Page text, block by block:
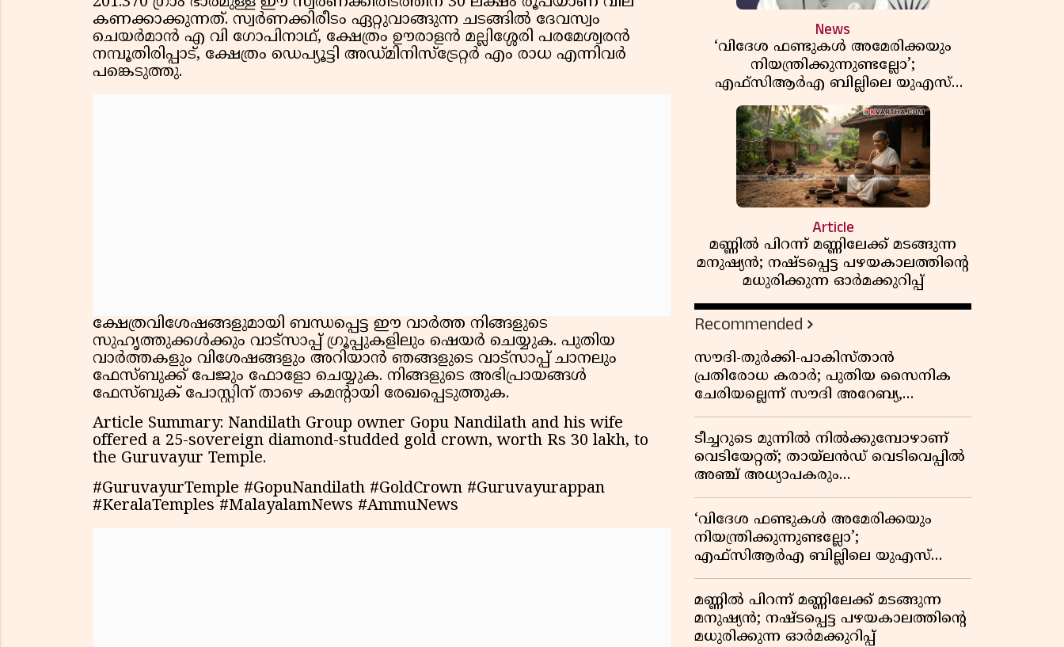
കണക്കാക്കുന്നത്. സ്വർണക്കിരീടം ഏറ്റുവാങ്ങുന്ന ചടങ്ങിൽ ദേവസ്വം
ചെയർമാൻ എ വി ഗോപിനാഥ്, ക്ഷേത്രം ഊരാളൻ മല്ലിശ്ശേരി പരമേശ്വരൻ
നമ്പൂതിരിപ്പാട്, ക്ഷേത്രം ഡെപ്യൂട്ടി അഡ്‌മിനിസ്ട്രേറ്റർ എം രാധ എന്നിവർ
പങ്കെടുത്തു.
ക്ഷേത്രവിശേഷങ്ങളുമായി ബന്ധപ്പെട്ട ഈ വാർത്ത നിങ്ങളുടെ
സുഹൃത്തുക്കൾക്കും വാട്സാപ്പ് ഗ്രൂപ്പുകളിലും ഷെയർ ചെയ്യുക. പുതിയ
വാർത്തകളും വിശേഷങ്ങളും അറിയാൻ ഞങ്ങളുടെ വാട്സാപ്പ് ചാനലും
ഫേസ്ബുക്ക് പേജും ഫോളോ ചെയ്യുക. നിങ്ങളുടെ അഭിപ്രായങ്ങൾ
ഫേസ്ബുക് പോസ്റ്റിന് താഴെ കമൻ്റായി രേഖപ്പെടുത്തുക.
Article Summary: Nandilath Group owner Gopu Nandilath and his wife
offered a 25-sovereign diamond-studded gold crown, worth Rs 30 lakh, to
the Guruvayur Temple.
#GuruvayurTemple #GopuNandilath #GoldCrown #Guruvayurappan
#KeralaTemples #MalayalamNews #AmmuNews
News
‘വിദേശ ഫണ്ടുകൾ അമേരിക്കയും
നിയന്ത്രിക്കുന്നുണ്ടല്ലോ’;
എഫ്സിആർഎ ബില്ലിലെ യുഎസ്
വിമർശനങ്ങൾക്ക് മറുപടിയുമായി ഇന്ത്യ
Article
മണ്ണിൽ പിറന്ന് മണ്ണിലേക്ക് മടങ്ങുന്ന
മനുഷ്യൻ; നഷ്ടപ്പെട്ട പഴയകാലത്തിൻ്റെ
മധുരിക്കുന്ന ഓർമക്കുറിപ്പ്
Recommended
സൗദി-തുർക്കി-പാകിസ്താൻ
പ്രതിരോധ കരാർ; പുതിയ സൈനിക
ചേരിയല്ലെന്ന് സൗദി അറേബ്യ,
വിമർശനവുമായി ഇറാൻ
ടീച്ചറുടെ മുന്നിൽ നിൽക്കുമ്പോഴാണ്
വെടിയേറ്റത്; തായ്‌ലൻഡ് വെടിവെപ്പിൽ
അഞ്ച് അധ്യാപകരും
മുത്തശ്ശീമുത്തശ്ശന്മാരും കൊല്ലപ്പെട്ടു,
മരണസംഖ്യ 7; ഞെട്ടിക്കുന്ന
വെളിപ്പെടുത്തലുകൾ
‘വിദേശ ഫണ്ടുകൾ അമേരിക്കയും
നിയന്ത്രിക്കുന്നുണ്ടല്ലോ’;
എഫ്സിആർഎ ബില്ലിലെ യുഎസ്
വിമർശനങ്ങൾക്ക് മറുപടിയുമായി ഇന്ത്യ
മണ്ണിൽ പിറന്ന് മണ്ണിലേക്ക് മടങ്ങുന്ന
മനുഷ്യൻ; നഷ്ടപ്പെട്ട പഴയകാലത്തിൻ്റെ
മധുരിക്കുന്ന ഓർമക്കുറിപ്പ്